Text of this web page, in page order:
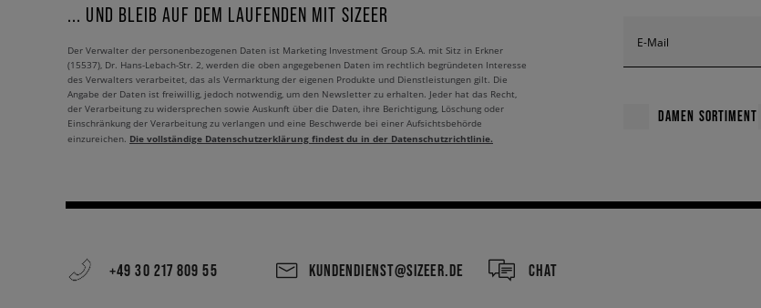
... UND BLEIB AUF DEM LAUFENDEN MIT SIZEER
E-Mail
DAMEN SORTIMENT
Der Verwalter der personenbezogenen Daten ist Marketing Investment Group S.A. mit Sitz in Erkner
(15537), Dr. Hans-Lebach-Str. 2, werden die oben angegebenen Daten im rechtlich begründeten Interesse
des Verwalters verarbeitet, das als Vermarktung der eigenen Produkte und Dienstleistungen gilt. Die
Angabe der Daten ist freiwillig, jedoch notwendig, um den Newsletter zu erhalten. Jeder hat das Recht,
der Verarbeitung zu widersprechen sowie Auskunft über die Daten, ihre Berichtigung, Löschung oder
Einschränkung der Verarbeitung zu verlangen und eine Beschwerde bei einer Aufsichtsbehörde
einzureichen. Die vollständige Datenschutzerklärung findest du in der Datenschutzrichtlinie.
+49 30 217 809 55 KUNDENDIENST@SIZEER.DE CHAT